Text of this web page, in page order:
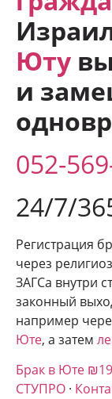
Юту
и
052-
24/7/
Регистрация
через
ЗАГСа внутри
законный
например
Юте, а затем
Брак в Юте
СТУПРО ·